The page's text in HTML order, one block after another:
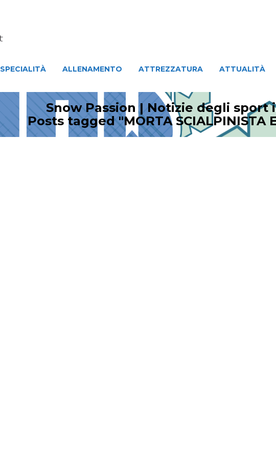
SPECIALITÀ ALLENAMENTO ATTREZZATURA ATTUALITÀ
Snow Passion | Notizie degli sport
Posts tagged "MORTA SCIALPINISTA